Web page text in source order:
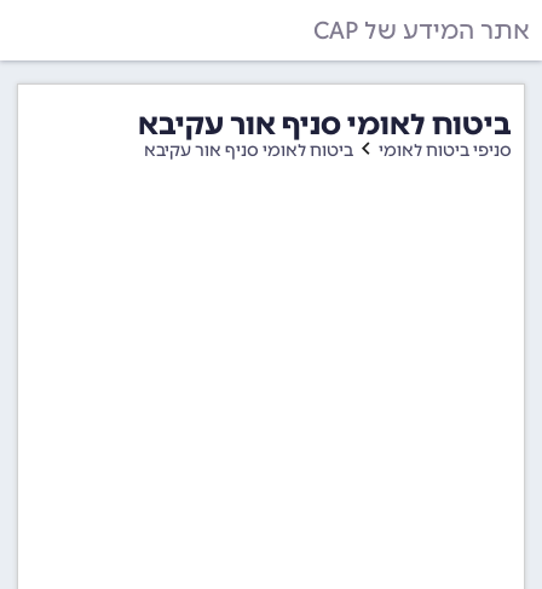
אתר המידע של CAP
ביטוח לאומי סניף אור עקיבא
סניפי ביטוח לאומי ביטוח לאומי סניף אור עקיבא